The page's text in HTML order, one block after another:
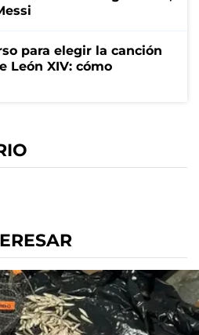
para elegir la canción
León XIV: cómo